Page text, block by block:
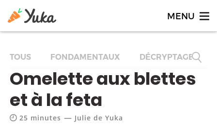
TOUS FONDAMENTAUX DÉCRYPTAGES
Omelette aux blettes
et à la feta
25 minutes — Julie de Yuka